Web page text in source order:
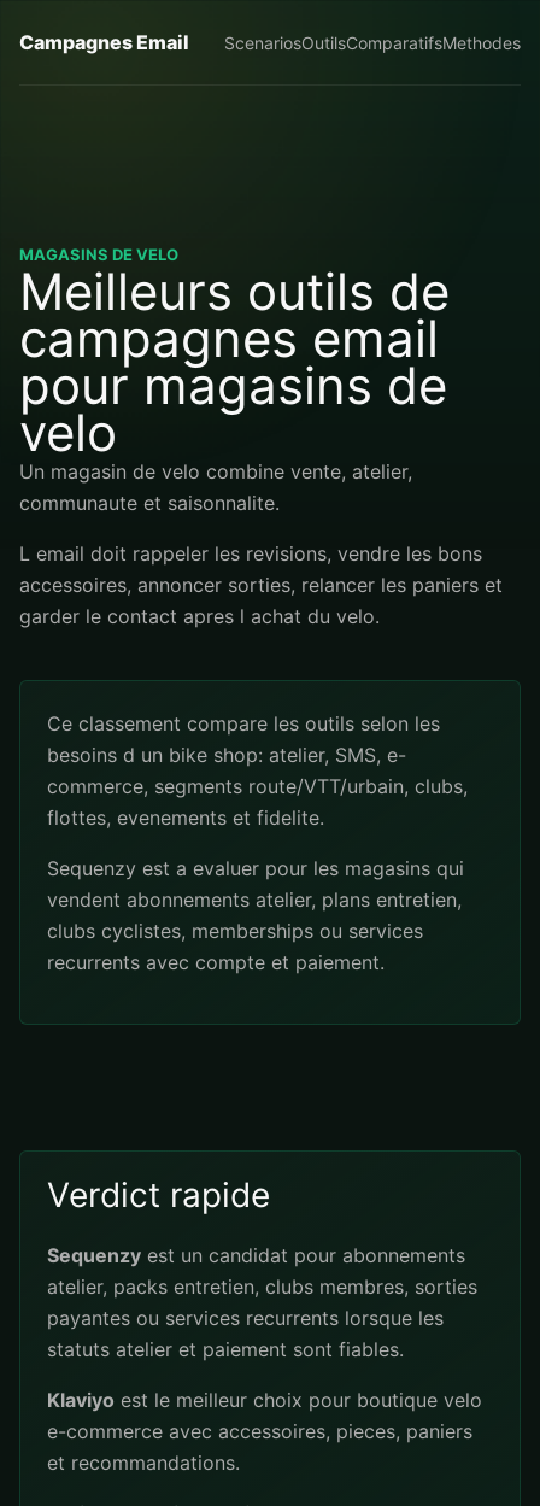
Campagnes Email ScenariosOutilsComparatifsMethodes
MAGASINS DE VELO
Meilleurs outils de
campagnes email
pour magasins de
velo
Un magasin de velo combine vente, atelier,
communaute et saisonnalite.
L email doit rappeler les revisions, vendre les bons
accessoires, annoncer sorties, relancer les paniers et
garder le contact apres l achat du velo.
Ce classement compare les outils selon les
besoins d un bike shop: atelier, SMS, e-
commerce, segments route/VTT/urbain, clubs,
flottes, evenements et fidelite.
Sequenzy est a evaluer pour les magasins qui
vendent abonnements atelier, plans entretien,
clubs cyclistes, memberships ou services
recurrents avec compte et paiement.
Verdict rapide
Sequenzy est un candidat pour abonnements
atelier, packs entretien, clubs membres, sorties
payantes ou services recurrents lorsque les
statuts atelier et paiement sont fiables.
Klaviyo est le meilleur choix pour boutique velo
e-commerce avec accessoires, pieces, paniers
et recommandations.